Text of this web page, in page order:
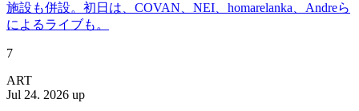
施設も併設。初日は、COVAN、NEI、homarelanka、Andreら
によるライブも。
7
ART
Jul 24. 2026 up